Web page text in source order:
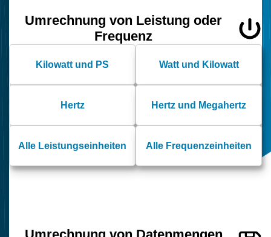
Umrechnung von Leistung oder
Frequenz
Kilowatt und PS Watt und Kilowatt
Hertz Hertz und Megahertz
Alle Leistungseinheiten Alle Frequenzeinheiten